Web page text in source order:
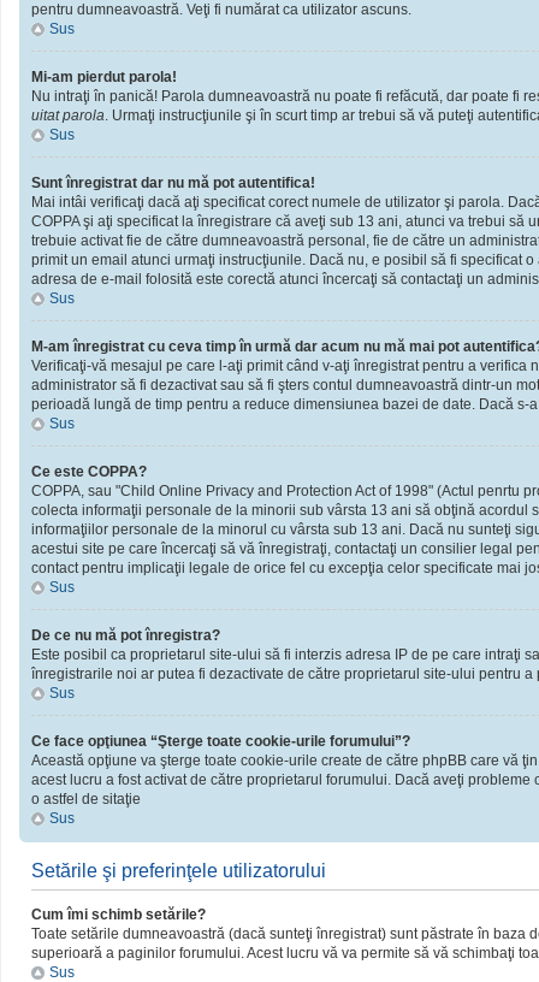
pentru dumneavoastră. Veţi fi numărat ca utilizator ascuns.
Sus
Mi-am pierdut parola!
Nu intraţi în panică! Parola dumneavoastră nu poate fi refăcută, dar poate fi
uitat parola. Urmaţi instrucţiunile şi în scurt timp ar trebui să vă puteţi
Sus
Sunt înregistrat dar nu mă pot autentifica!
Mai intâi verificaţi dacă aţi specificat corect numele de utilizator şi parola.
COPPA şi aţi specificat la înregistrare că aveţi sub 13 ani, atunci va trebui
trebuie activat fie de către dumneavoastră personal, fie de către un
primit un email atunci urmaţi instrucţiunile. Dacă nu, e posibil să fi specificat
adresa de e-mail folosită este corectă atunci încercaţi să contactaţi un
Sus
M-am înregistrat cu ceva timp în urmă dar acum nu mă mai pot
Verificaţi-vă mesajul pe care l-aţi primit când v-aţi înregistrat pentru a
administrator să fi dezactivat sau să fi şters contul dumneavoastră dintr-un
perioadă lungă de timp pentru a reduce dimensiunea bazei de date. Dacă
Sus
Ce este COPPA?
COPPA, sau "Child Online Privacy and Protection Act of 1998" (Actul penrtu
colecta informaţii personale de la minorii sub vârsta 13 ani să obţină
informaţiilor personale de la minorul cu vârsta sub 13 ani. Dacă nu sunteţi
acestui site pe care încercaţi să vă înregistraţi, contactaţi un consilier legal
contact pentru implicaţii legale de orice fel cu excepţia celor specificate mai
Sus
De ce nu mă pot înregistra?
Este posibil ca proprietarul site-ului să fi interzis adresa IP de pe care intraţi
înregistrarile noi ar putea fi dezactivate de către proprietarul site-ului pentru
Sus
Ce face opţiunea “Şterge toate cookie-urile forumului”?
Această opţiune va şterge toate cookie-urile create de către phpBB care vă
acest lucru a fost activat de către proprietarul forumului. Dacă aveţi
o astfel de sitaţie
Sus
Setările şi preferinţele utilizatorului
Cum îmi schimb setările?
Toate setările dumneavoastră (dacă sunteţi înregistrat) sunt păstrate în
superioară a paginilor forumului. Acest lucru vă va permite să vă schimbaţi
Sus